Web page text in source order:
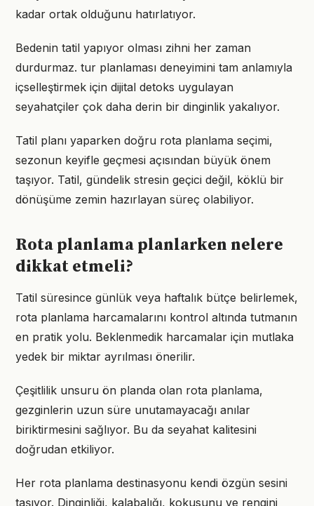
kadar ortak olduğunu hatırlatıyor.
Bedenin tatil yapıyor olması zihni her zaman
durdurmaz. tur planlaması deneyimini tam anlamıyla
içselleştirmek için dijital detoks uygulayan
seyahatçiler çok daha derin bir dinginlik yakalıyor.
Tatil planı yaparken doğru rota planlama seçimi,
sezonun keyifle geçmesi açısından büyük önem
taşıyor. Tatil, gündelik stresin geçici değil, köklü bir
dönüşüme zemin hazırlayan süreç olabiliyor.
Rota planlama planlarken nelere
dikkat etmeli?
Tatil süresince günlük veya haftalık bütçe belirlemek,
rota planlama harcamalarını kontrol altında tutmanın
en pratik yolu. Beklenmedik harcamalar için mutlaka
yedek bir miktar ayrılması önerilir.
Çeşitlilik unsuru ön planda olan rota planlama,
gezginlerin uzun süre unutamayacağı anılar
biriktirmesini sağlıyor. Bu da seyahat kalitesini
doğrudan etkiliyor.
Her rota planlama destinasyonu kendi özgün sesini
taşıyor. Dinginliği, kalabalığı, kokusunu ve rengini